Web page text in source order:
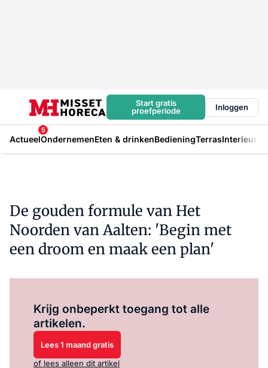
Start gratis
proefperiode
Inloggen
Actueel
5
OndernemenEten & drinkenBedieningTerrasInterieur
De gouden formule van Het
Noorden van Aalten: 'Begin met
een droom en maak een plan'
Krijg onbeperkt toegang tot alle
artikelen.
Lees 1 maand gratis
of lees alleen dit artikel